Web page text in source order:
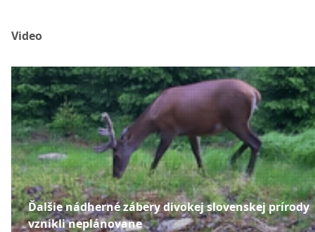
Video
Ďalšie nádherné zábery divokej slovenskej prírody
vznikli neplánovane